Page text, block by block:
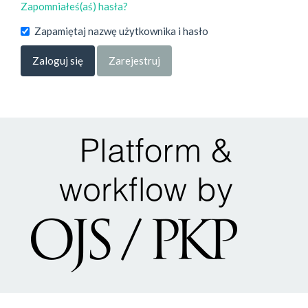
Zapomniałeś(aś) hasła?
Zapamiętaj nazwę użytkownika i hasło
Zaloguj się Zarejestruj